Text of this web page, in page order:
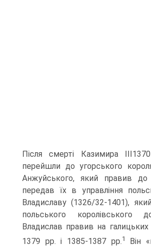
Після смерті Ка­зимира
перейшли до угорського
Анжуйського, який правив
передав їх в управління
Владиславу (1326/32-1401),
польського королівського
Владис­лав правив на
1379 рр. і 1385-1387 рр.1
Він